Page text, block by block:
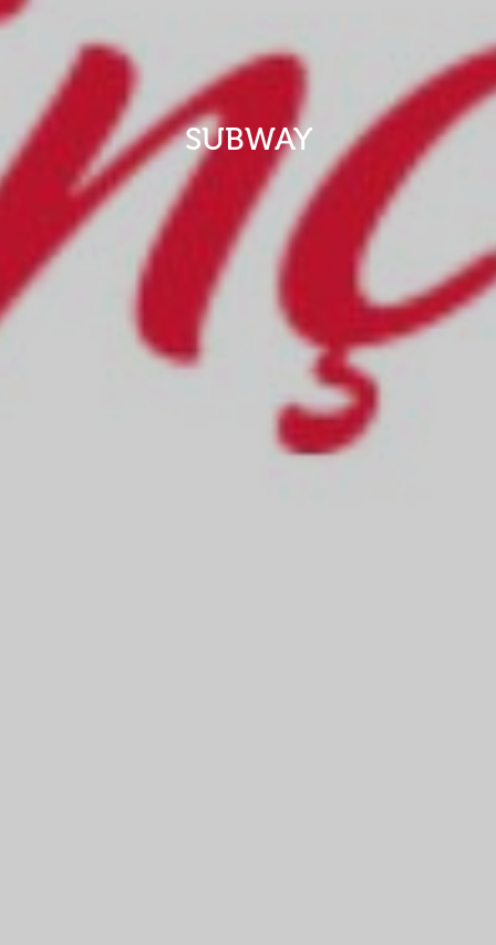
SUBWAY